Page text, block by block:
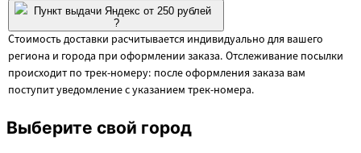
Пункт выдачи Яндекс от 250 рублей
?
Стоимость доставки расчитывается индивидуально для вашего
региона и города при оформлении заказа. Отслеживание посылки
происходит по трек-номеру: после оформления заказа вам
поступит уведомление с указанием трек-номера.
Выберите свой город